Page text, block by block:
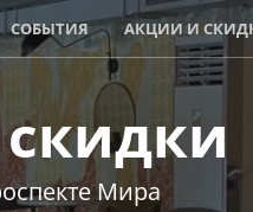
СОБЫТИЯ АКЦИИ И
Мира